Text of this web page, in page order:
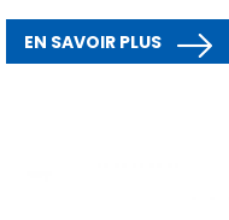
EN SAVOIR PLUS